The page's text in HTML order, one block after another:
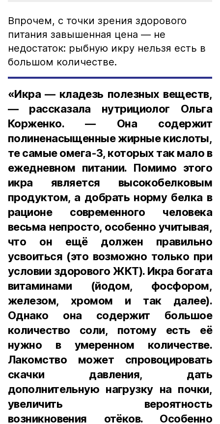
Впрочем, с точки зрения здорового
питания завышенная цена — не
недостаток: рыбную икру нельзя есть в
большом количестве.
«Икра — кладезь полезных веществ,
— рассказала нутрициолог Ольга
Корженко. — Она содержит
полиненасыщенные жирные кислоты,
те самые омега-3, которых так мало в
ежедневном питании. Помимо этого
икра является высокобелковым
продуктом, а добрать норму белка в
рационе современного человека
весьма непросто, особенно учитывая,
что он ещё должен правильно
усвоиться (это возможно только при
условии здорового ЖКТ). Икра богата
витаминами (йодом, фосфором,
железом, хромом и так далее).
Однако она содержит большое
количество соли, потому есть её
нужно в умеренном количестве.
Лакомство может спровоцировать
скачки давления, дать
дополнительную нагрузку на почки,
увеличить вероятность
возникновения отёков. Особенно